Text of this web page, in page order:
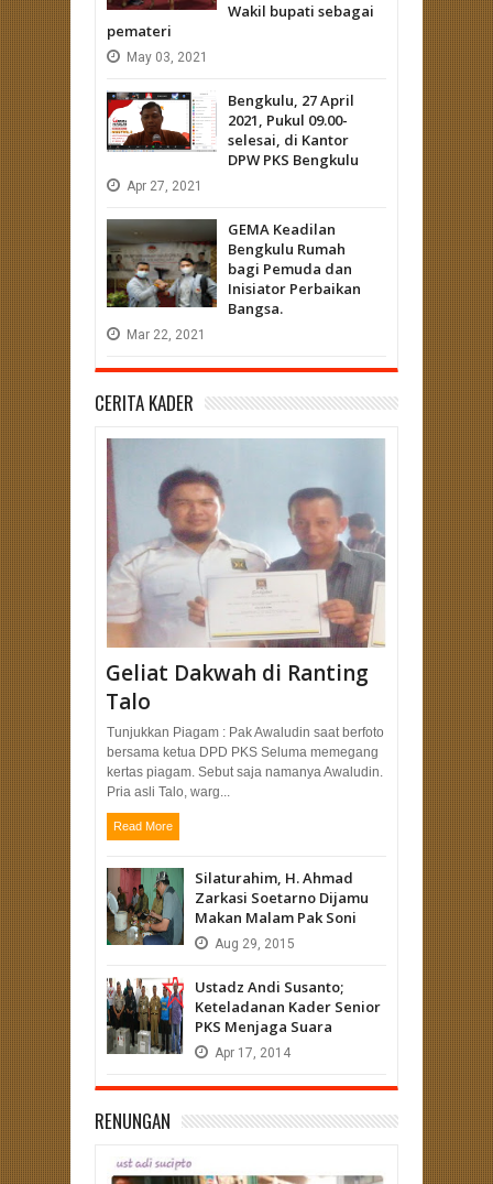
Wakil bupati sebagai
pemateri
May 03, 2021
Bengkulu, 27 April
2021, Pukul 09.00-
selesai, di Kantor
DPW PKS Bengkulu
Apr 27, 2021
GEMA Keadilan
Bengkulu Rumah
bagi Pemuda dan
Inisiator Perbaikan
Bangsa.
Mar 22, 2021
CERITA KADER
Geliat Dakwah di Ranting
Talo
Tunjukkan Piagam : Pak Awaludin saat berfoto
bersama ketua DPD PKS Seluma memegang
kertas piagam. Sebut saja namanya Awaludin.
Pria asli Talo, warg...
Read More
Silaturahim, H. Ahmad
Zarkasi Soetarno Dijamu
Makan Malam Pak Soni
Aug 29, 2015
Ustadz Andi Susanto;
Keteladanan Kader Senior
PKS Menjaga Suara
Apr 17, 2014
RENUNGAN